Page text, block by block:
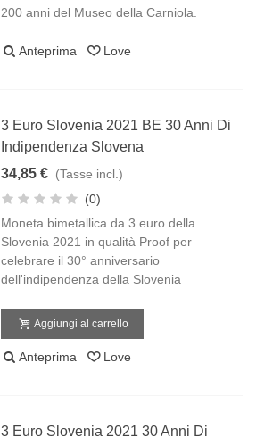
200 anni del Museo della Carniola.
Anteprima Love
3 Euro Slovenia 2021 BE 30 Anni Di
Indipendenza Slovena
34,85 € (Tasse incl.)
(0)
Moneta bimetallica da 3 euro della
Slovenia 2021 in qualità Proof per
celebrare il 30° anniversario
dell'indipendenza della Slovenia
Aggiungi al carrello
Anteprima Love
3 Euro Slovenia 2021 30 Anni Di